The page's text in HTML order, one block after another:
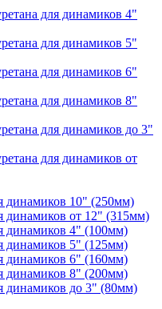
для динамиков 4"
для динамиков 5"
для динамиков 6"
для динамиков 8"
для динамиков до 3"
для динамиков от
динамиков 10" (250мм)
динамиков от 12" (315мм)
динамиков 4" (100мм)
динамиков 5" (125мм)
динамиков 6" (160мм)
динамиков 8" (200мм)
динамиков до 3" (80мм)